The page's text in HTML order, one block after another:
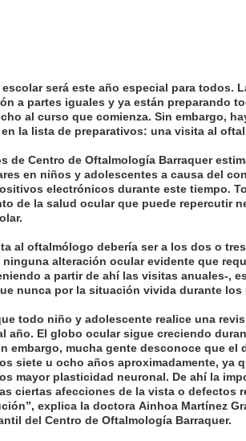
será este año especial para todos.
a partes iguales y ya están preparando
al curso que comienza. Sin embargo,
la lista de preparativos: una visita al
de Centro de Oftalmología Barraquer
en niños y adolescentes a causa del
electrónicos durante este tiempo.
de la salud ocularque puede repercutir
al oftalmólogo debería ser a los dos o
alteración ocular evidente que
a partir de ahí las visitas anuales-,
nunca por la situación vivida durante los
todo niño y adolescente realice una
año. El globo ocular sigue creciendo
embargo, mucha gente desconoce que el
siete u ocho años aproximadamente, ya
mayor plasticidad neuronal. De ahí la
ciertas afecciones de la vista o defectos
”, explica la doctora Ainhoa Martínez
del Centro de Oftalmología Barraquer.